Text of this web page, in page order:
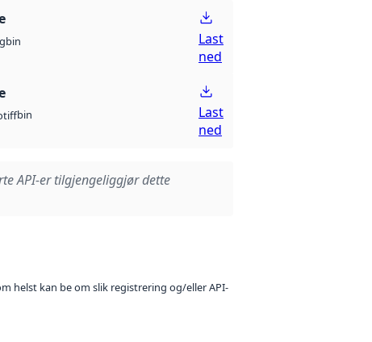
bin
Last
ned
bin
Last
ned
API-er tilgjengeliggjør dette
helst kan be om slik registrering og/eller API-